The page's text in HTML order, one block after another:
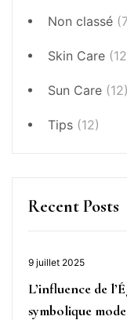
Non classé
Skin Care
Sun Care (12)
Tips (12)
Recent Posts
9 juillet 2025
L’influence de
symbolique